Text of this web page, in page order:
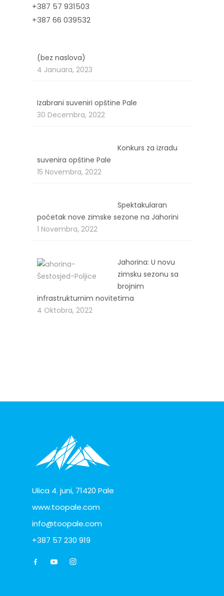
+387 57 931503
+387 66 039532
(bez naslova)
4729
4 Januara, 2023
Izabrani suveniri opštine Pale
30 Decembra, 2022
Konkurs za izradu
suvenira opštine Pale
15 Novembra, 2022
Spektakularan
početak nove zimske sezone na Jahorini
1 Novembra, 2022
Jahorina: U novu
zimsku sezonu sa
brojnim
infrastrukturnim novitetima
4 Oktobra, 2022
Ulica 4. juni, 71420 Pale
www.toopale.com
info@toopale.com
+387 57 230 919